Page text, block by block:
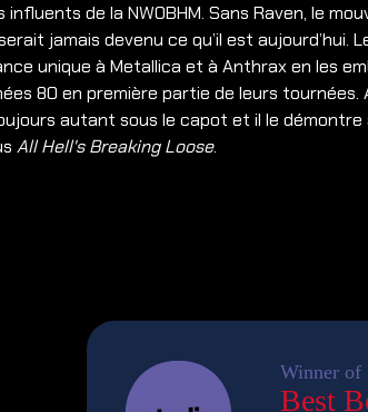
influents de la NWOBHM. Sans Raven, le
jamais devenu ce qu’il est aujourd’hui.
unique à Metallica et à Anthrax en les
80 en première partie de leurs tournées.
autant sous le capot et il le
All Hell's Breaking Loose.